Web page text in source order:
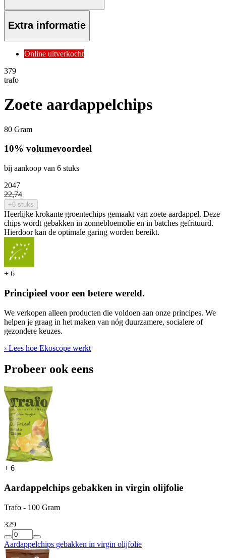
Extra informatie
Online uitverkocht
379
trafo
Zoete aardappelchips
80 Gram
10% volumevoordeel
bij aankoop van 6 stuks
2047
22,74
+6 stuks
Heerlijke krokante groentechips gemaakt van zoete aardappel. Deze
chips wordt gebakken in zonnebloemolie en in batches gefrituurd.
Hierdoor kan de optimale garing worden bereikt.
+ 6
Principieel voor een betere wereld.
We verkopen alleen producten die voldoen aan onze principes. We
helpen je graag in het maken van nóg duurzamere, socialere of
gezondere keuzes.
› Lees hoe Ekoscope werkt
Probeer ook eens
+ 6
Aardappelchips gebakken in virgin olijfolie
Trafo - 100 Gram
329
Aardappelchips gebakken in virgin olijfolie